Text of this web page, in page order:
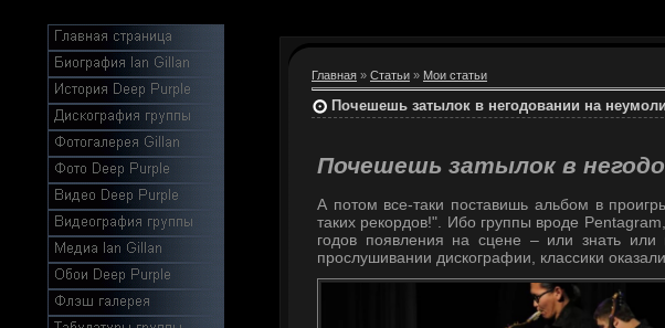
Главная » Статьи » Мои статьи
Почешешь затылок в негодовании на
Почешешь затылок в
А потом все-таки поставишь альбом в
таких рекордов!". Ибо группы вроде
годов появления на сцене – или знать
прослушивании дискографии, классики